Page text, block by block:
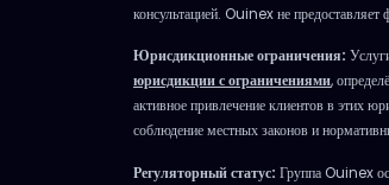
консультацией. Ouinex не
Юрисдикционные ограничения:
юрисдикции с ограничениями,
активное привлечение клиентов в этих
соблюдение местных законов и
Регуляторный статус: Группа Ouinex